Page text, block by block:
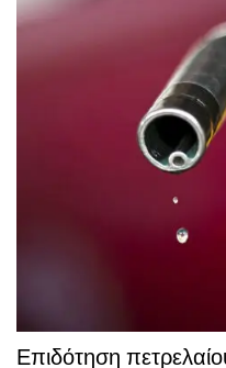
Επιδότηση